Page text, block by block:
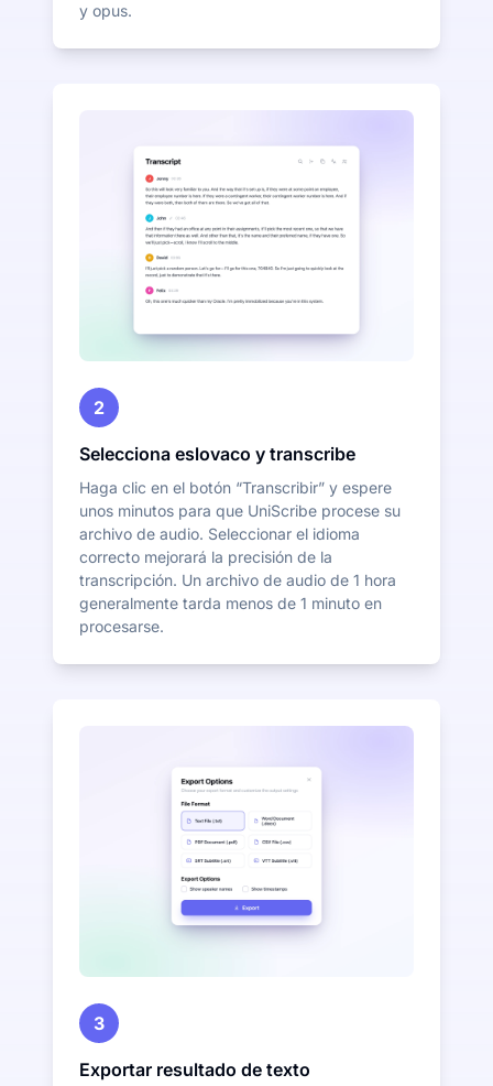
y opus.
2
Selecciona eslovaco y transcribe
Haga clic en el botón “Transcribir” y espere
unos minutos para que UniScribe procese su
archivo de audio. Seleccionar el idioma
correcto mejorará la precisión de la
transcripción. Un archivo de audio de 1 hora
generalmente tarda menos de 1 minuto en
procesarse.
3
Exportar resultado de texto